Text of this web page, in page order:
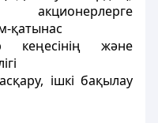
қатынас
кеңесінің және
ішкі бақылау